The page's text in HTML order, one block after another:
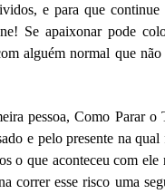
e para que
Se apaixonar pode
alguém normal que
pessoa, Como Parar
e pelo presente na
o que aconteceu com
correr esse risco uma